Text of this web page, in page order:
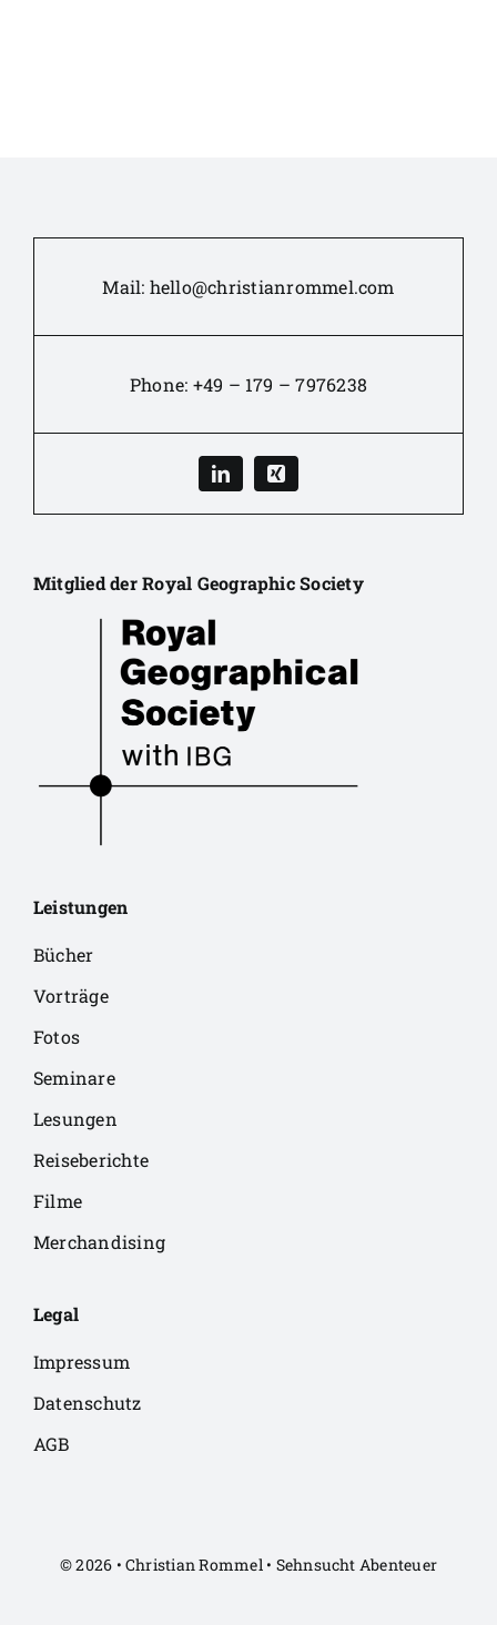
Mail: hello@christianrommel.com
Phone: +49 – 179 – 7976238
Mitglied der Royal Geographic Society
Leistungen
Bücher
Vorträge
Fotos
Seminare
Lesungen
Reiseberichte
Filme
Merchandising
Legal
Impressum
Datenschutz
AGB
© 2026 • Christian Rommel • Sehnsucht Abenteuer